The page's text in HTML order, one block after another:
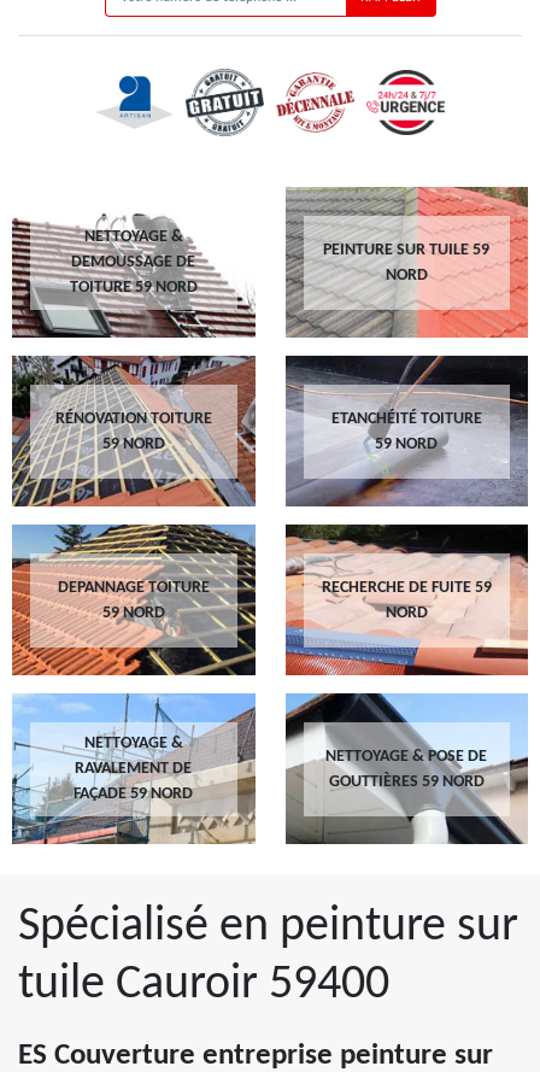
NETTOYAGE &
DEMOUSSAGE DE
TOITURE 59 NORD
PEINTURE SUR TUILE 59
NORD
RÉNOVATION TOITURE
59 NORD
ETANCHÉITÉ TOITURE
59 NORD
DEPANNAGE TOITURE
59 NORD
RECHERCHE DE FUITE 59
NORD
NETTOYAGE &
RAVALEMENT DE
FAÇADE 59 NORD
NETTOYAGE & POSE DE
GOUTTIÈRES 59 NORD
Spécialisé en peinture sur
tuile Cauroir 59400
ES Couverture entreprise peinture sur